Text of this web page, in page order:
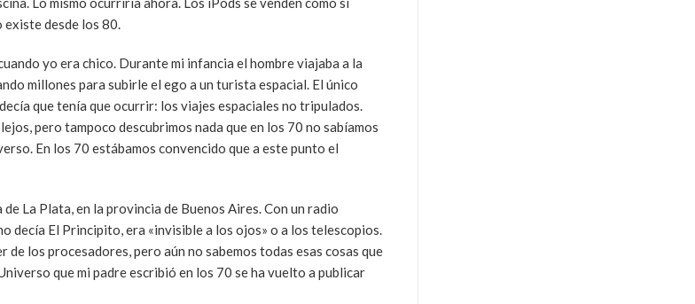
existe desde los 80.
yo era chico. Durante mi infancia el hombre viajaba a la
millones para subirle el ego a un turista espacial. El único
que tenía que ocurrir: los viajes espaciales no tripulados.
pero tampoco descubrimos nada que en los 70 no sabíamos
En los 70 estábamos convencido que a este punto el
La Plata, en la provincia de Buenos Aires. Con un radio
decía El Principito, era «invisible a los ojos» o a los telescopios.
los procesadores, pero aún no sabemos todas esas cosas que
que mi padre escribió en los 70 se ha vuelto a publicar